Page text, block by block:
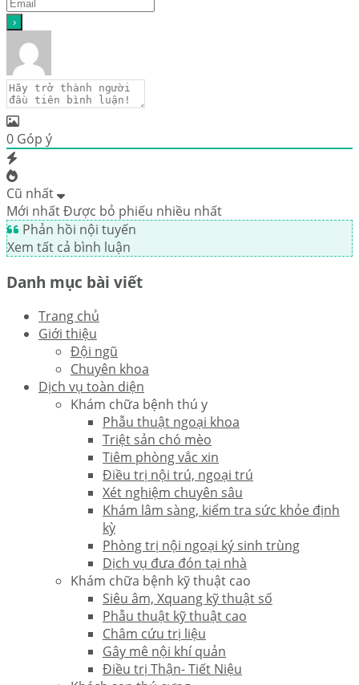
0 Góp ý
Cũ nhất
Mới nhấtĐược bỏ phiếu nhiều nhất
Phản hồi nội tuyến
Xem tất cả bình luận
Danh mục bài viết
Trang chủ
Giới thiệu
Đội ngũ
Chuyên khoa
Dịch vụ toàn diện
Khám chữa bệnh thú y
Phẫu thuật ngoại khoa
Triệt sản chó mèo
Tiêm phòng vắc xin
Điều trị nội trú, ngoại trú
Xét nghiệm chuyên sâu
Khám lâm sàng, kiểm tra sức khỏe định
kỳ
Phòng trị nội ngoại ký sinh trùng
Dịch vụ đưa đón tại nhà
Khám chữa bệnh kỹ thuật cao
Siêu âm, Xquang kỹ thuật số
Phẫu thuật kỹ thuật cao
Châm cứu trị liệu
Gây mê nội khí quản
Điều trị Thận- Tiết Niệu